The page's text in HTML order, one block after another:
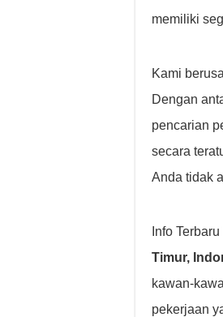
memiliki
Kami
Dengan
pencarian
secara
Anda tidak
Info Terbaru
Timur,
kawan-
pekerjaan